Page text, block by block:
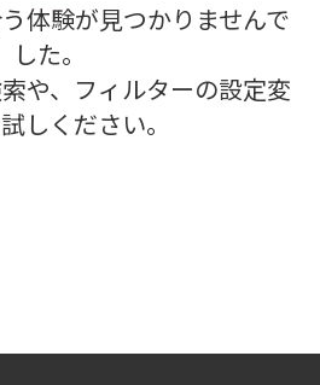
体験が見つかりませんで
した。
や、フィルターの設定変
しください。